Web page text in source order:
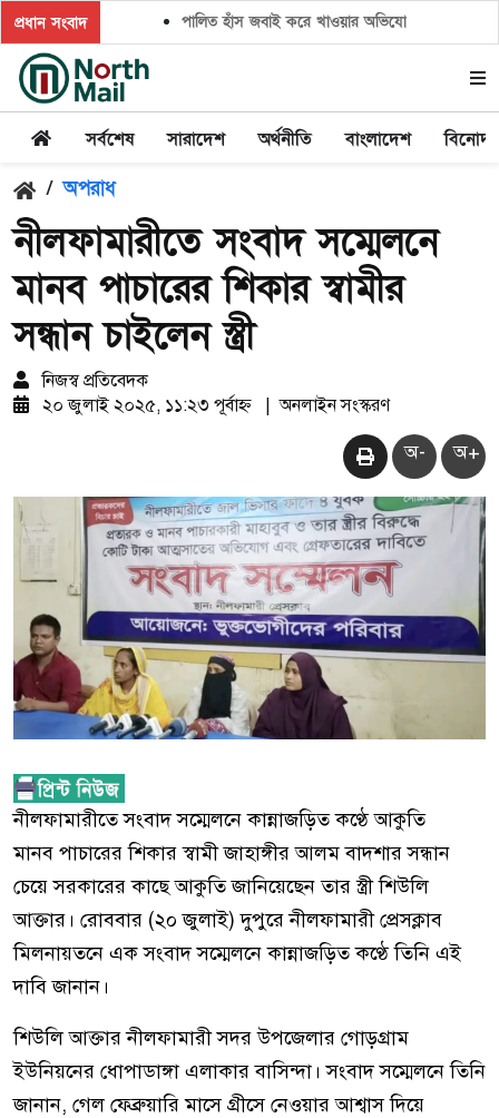
প্রধান সংবাদ পালিত হাঁস জবাই করে খাওয়ার অভিযোগ,সালিশ চাইলে
সর্বশেষ সারাদেশ অর্থনীতি বাংলাদেশ
/ অপরাধ
নীলফামারীতে সংবাদ সম্মেলনে
মানব পাচারের শিকার স্বামীর
সন্ধান চাইলেন স্ত্রী
নিজস্ব প্রতিবেদক
২০ জুলাই ২০২৫, ১১:২৩ পূর্বাহ্ন
অনলাইন সংস্করণ
অ- অ+
নীলফামারীতে সংবাদ সম্মেলনে কান্নাজড়িত কণ্ঠে আকুতি
মানব পাচারের শিকার স্বামী জাহাঙ্গীর আলম বাদশার সন্ধান
চেয়ে সরকারের কাছে আকুতি জানিয়েছেন তার স্ত্রী শিউলি
আক্তার। রোববার (২০ জুলাই) দুপুরে নীলফামারী প্রেসক্লাব
মিলনায়তনে এক সংবাদ সম্মেলনে কান্নাজড়িত কণ্ঠে তিনি এই
দাবি জানান।
শিউলি আক্তার নীলফামারী সদর উপজেলার গোড়গ্রাম
ইউনিয়নের ধোপাডাঙ্গা এলাকার বাসিন্দা। সংবাদ সম্মেলনে তিনি
জানান, গেল ফেব্রুয়ারি মাসে গ্রীসে নেওয়ার আশ্বাস দিয়ে